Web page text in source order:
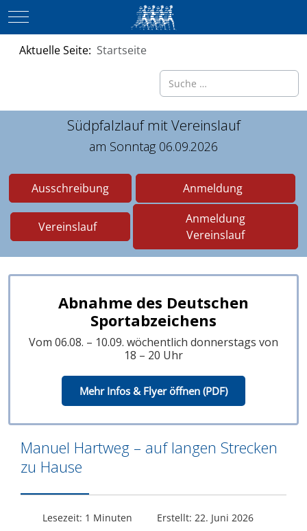
Mobile Menu Toggle
Aktuelle Seite: Startseite
Suchen
Südpfalzlauf mit Vereinslauf
am Sonntag 06.09.2026
Ausschreibung Anmeldung
Vereinslauf
Anmeldung
Vereinslauf
Abnahme des Deutschen
Sportabzeichens
Vom 06.08. – 10.09. wöchentlich donnerstags von
18 – 20 Uhr
Mehr Infos & Flyer öffnen (PDF)
Manuel Hartweg – auf langen Strecken
zu Hause
Lesezeit: 1 Minuten Erstellt: 22. Juni 2026